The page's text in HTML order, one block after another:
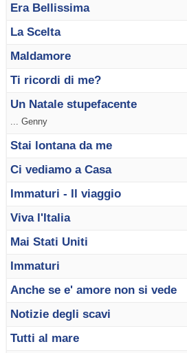
Era Bellissima
La Scelta
Maldamore
Ti ricordi di me?
Un Natale stupefacente
... Genny
Stai lontana da me
Ci vediamo a Casa
Immaturi - Il viaggio
Viva l'Italia
Mai Stati Uniti
Immaturi
Anche se e' amore non si vede
Notizie degli scavi
Tutti al mare